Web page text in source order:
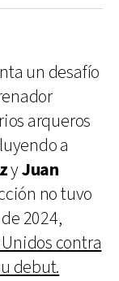
un desafío
arqueros
a
yJuan
no tuvo
2024,
contra
debut.